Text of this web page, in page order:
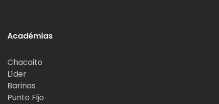
Académias
Chacaito
Líder
Barinas
Punto Fijo